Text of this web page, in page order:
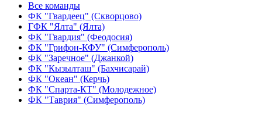
Все команды
ФК "Гвардеец" (Скворцово)
ГФК "Ялта" (Ялта)
ФК "Гвардия" (Феодосия)
ФК "Грифон-КФУ" (Симферополь)
ФК "Заречное" (Джанкой)
ФК "Кызылташ" (Бахчисарай)
ФК "Океан" (Керчь)
ФК "Спарта-КТ" (Молодежное)
ФК "Таврия" (Симферополь)